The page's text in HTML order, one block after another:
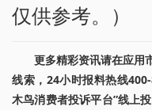
仅供参考。）
更多精彩资讯请在应用
线索，24小时报料热线
木鸟消费者投诉平台”线上